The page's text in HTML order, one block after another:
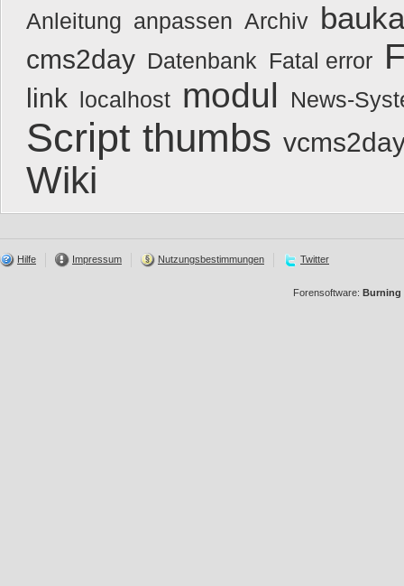
Anleitung anpassen Archiv
cms2day Datenbank Fatal error
link localhost modul News-
Script thumbs
Wiki
Hilfe Impressum Nutzungsbestimmungen Twitter
Forensoftware: Burning